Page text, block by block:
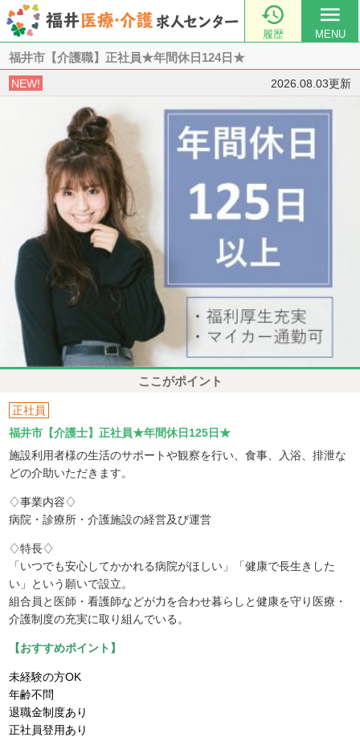

履歴
menu
MENU
福井市【介護職】正社員★年間休日124日★
NEW! 2026.08.03更新
ここがポイント
正社員
福井市【介護士】正社員★年間休日125日★
施設利用者様の生活のサポートや観察を行い、食事、入浴、排泄な
どの介助いただきます。
♢事業内容♢
病院・診療所・介護施設の経営及び運営
♢特長♢
「いつでも安心してかかれる病院がほしい」「健康で長生きした
い」という願いで設立。
組合員と医師・看護師などが力を合わせ暮らしと健康を守り医療・
介護制度の充実に取り組んでいる。
【おすすめポイント】
未経験の方OK
年齢不問
退職金制度あり
正社員登用あり